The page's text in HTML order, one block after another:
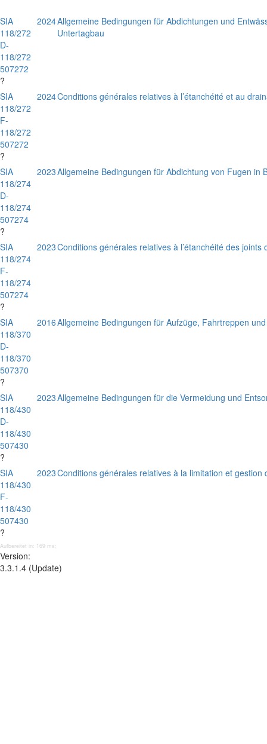
SIA
118/272
D-
118/272
507272
?
2024Allgemeine Bedingungen für Abdichtungen und
Untertagbau
SIA
118/272
F-
118/272
507272
?
2024Conditions générales relatives à l’étanchéité et au
SIA
118/274
D-
118/274
507274
?
2023Allgemeine Bedingungen für Abdichtung von Fugen in
SIA
118/274
F-
118/274
507274
?
2023Conditions générales relatives à l’étanchéité des joints
SIA
118/370
D-
118/370
507370
?
2016Allgemeine Bedingungen für Aufzüge, Fahrtreppen
SIA
118/430
D-
118/430
507430
?
2023Allgemeine Bedingungen für die Vermeidung und
SIA
118/430
F-
118/430
507430
?
2023Conditions générales relatives à la limitation et gestion
Aufbereitet in: 169 ms;
Version:
3.3.1.4 (Update)